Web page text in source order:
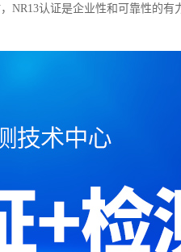
NR13认证是企业性和可靠性的有